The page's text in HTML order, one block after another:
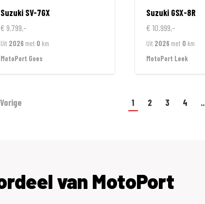
Suzuki SV-7GX
€ 9.799,-
Uit 2026 met 0 km
MotoPort Goes
Suzuki GSX-8R
€ 10.999,-
Uit 2026 met 0 km
MotoPort Leek
Vorige 1 2 3 4
van MotoPort